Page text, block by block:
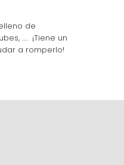
de
…. ¡Tiene un
a romperlo!